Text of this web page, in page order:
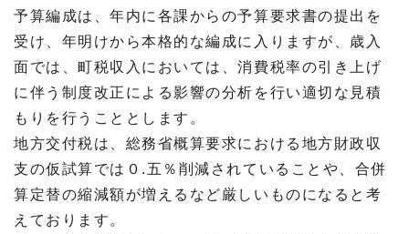
予算編成は、年内に各課からの予算要求書の提出を
受け、年明けから本格的な編成に入りますが、歳入
面では、町税収入においては、消費税率の引き上げ
に伴う制度改正による影響の分析を行い適切な見積
もりを行うこととします。
地方交付税は、総務省概算要求における地方財政収
支の仮試算では０.五％削減されていることや、合併
算定替の縮減額が増えるなど厳しいものになると考
えております。